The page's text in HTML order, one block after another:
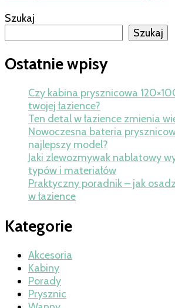
Szukaj
Szukaj
Ostatnie wpisy
Czy kabina prysznicowa
twojej łazience?
Ten detal w łazience zmienia
Nowoczesna bateria
najlepszy model?
Jaki zlewozmywak nablatowy
typów i materiałów
Praktyczny poradnik – jak
w łazience
Kategorie
Akcesoria
Kabiny
Porady
Prysznic